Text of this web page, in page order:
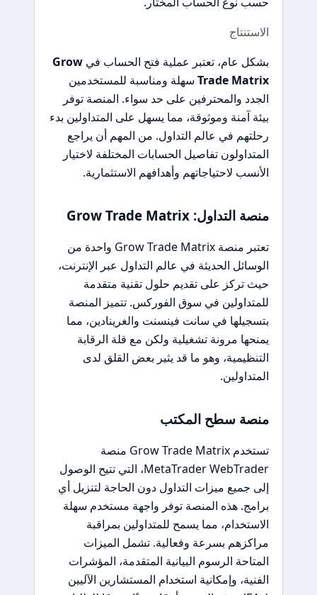
الاستنتاج
بشكل عام، تعتبر عملية فتح الحساب فيGrow
Trade Matrix سهلة ومناسبة للمستخدمين
الجدد والمحترفين على حد سواء. المنصة توفر
بيئة آمنة وموثوقة، مما يسهل على المتداولين بدء
رحلتهم في عالم التداول. من المهم أن يراجع
المتداولون تفاصيل الحسابات المختلفة لاختيار
الأنسب لاحتياجاتهم وأهدافهم الاستثمارية.
منصة التداول: Grow Trade Matrix
تعتبر منصة Grow Trade Matrix واحدة من
الوسائل الحديثة في عالم التداول عبر الإنترنت،
حيث تركز على تقديم حلول تقنية متقدمة
للمتداولين في سوق الفوركس. تتميز المنصة
بتسجيلها في سانت فينسنت والغرينادين، مما
يمنحها مرونة تشغيلية ولكن مع قلة الرقابة
التنظيمية، وهو ما قد يثير بعض القلق لدى
المتداولين.
منصة سطح المكتب
تستخدم Grow Trade Matrix منصة
MetaTrader WebTrader، التي تتيح الوصول
إلى جميع ميزات التداول دون الحاجة لتنزيل أي
برامج. هذه المنصة توفر واجهة مستخدم سهلة
الاستخدام، مما يسمح للمتداولين بمراقبة
مراكزهم بسرعة وفعالية. تشمل الميزات
المتاحة الرسوم البيانية المتقدمة، المؤشرات
الفنية، وإمكانية استخدام المستشارين الآليين